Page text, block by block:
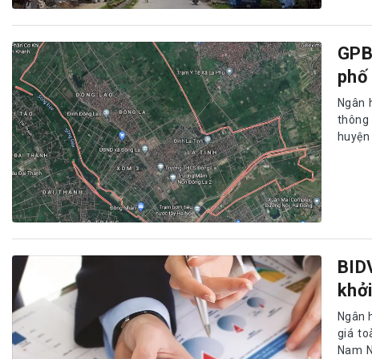
Ngân
thông
Ngân
giá
Nam